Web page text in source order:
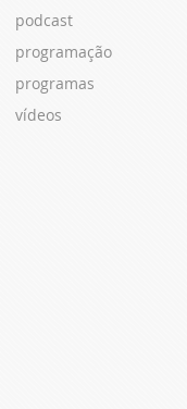
podcast
programação
programas
vídeos